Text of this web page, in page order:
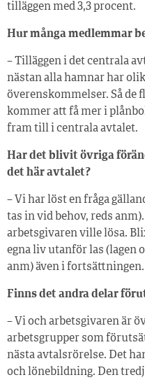
tilläggen med 3,3 procent.
Hur många medlemmar
– Tilläggen i det centrala
nästan alla hamnar har
överenskommelser. Så de
kommer att få mer i
fram till i centrala avtalet.
Har det blivit övriga
det här avtalet?
– Vi har löst en fråga
tas in vid behov, reds
arbetsgivaren ville lösa.
egna liv utanför las (lagen
anm) även i fortsättningen.
Finns det andra delar
– Vi och arbetsgivaren är
arbetsgrupper som
nästa avtalsrörelse. Det
och lönebildning. Den